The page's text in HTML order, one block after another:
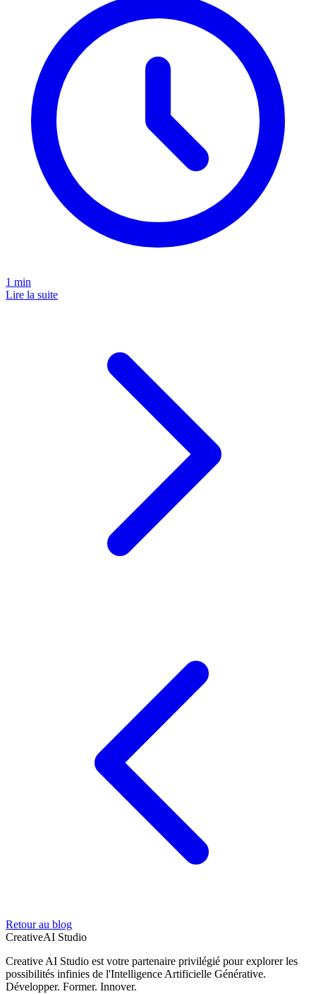
1 min
Lire la suite
Retour au blog
CreativeAI Studio
Creative AI Studio est votre partenaire privilégié pour explorer les
possibilités infinies de l'Intelligence Artificielle Générative.
Développer. Former. Innover.